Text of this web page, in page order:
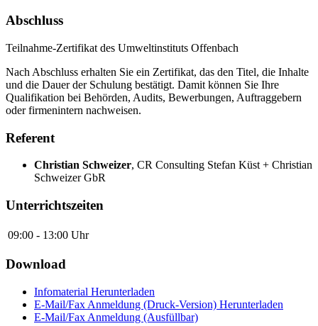
Abschluss
Teilnahme-Zertifikat des Umweltinstituts Offenbach
Nach Abschluss erhalten Sie ein Zertifikat, das den Titel, die Inhalte
und die Dauer der Schulung bestätigt. Damit können Sie Ihre
Qualifikation bei Behörden, Audits, Bewerbungen, Auftraggebern
oder firmenintern nachweisen.
Referent
Christian Schweizer, CR Consulting Stefan Küst + Christian
Schweizer GbR
Unterrichtszeiten
09:00 - 13:00 Uhr
Download
Infomaterial Herunterladen
E-Mail/Fax Anmeldung (Druck-Version) Herunterladen
E-Mail/Fax Anmeldung (Ausfüllbar)